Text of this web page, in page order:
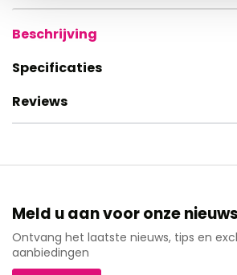
Beschrijving
Specificaties
Reviews
Meld u aan voor onze
Ontvang het laatste nieuws, tips en
aanbiedingen